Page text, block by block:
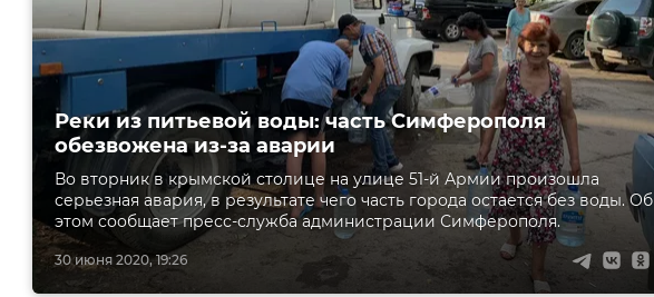
30 июня 2020, 19:26
Реки из питьевой воды: часть Симферополя
обезвожена из-за аварии
Во вторник в крымской столице на улице 51-й Армии произошла
серьезная авария, в результате чего часть города остается без воды. Об
этом сообщает пресс-служба администрации Симферополя.